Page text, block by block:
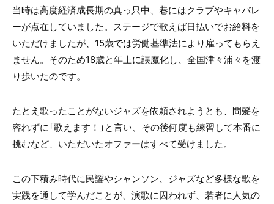
当時は高度経済成長期の真っ只中、巷にはクラブやキャバレ
ーが点在していました。ステージで歌えば日払いでお給料を
いただけましたが、15歳では労働基準法により雇ってもらえ
ません。そのため18歳と年上に誤魔化し、全国津々浦々を渡
り歩いたのです。
たとえ歌ったことがないジャズを依頼されようとも、間髪を
容れずに「歌えます！」と言い、その後何度も練習して本番に
挑むなど、いただいたオファーはすべて受けました。
この下積み時代に民謡やシャンソン、ジャズなど多様な歌を
実践を通して学んだことが、演歌に囚われず、若者に人気の